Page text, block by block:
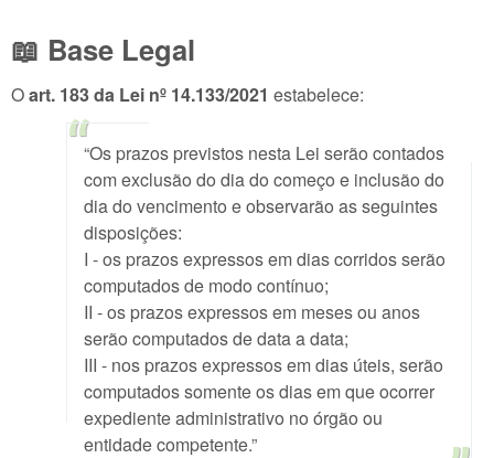
📖 Base Legal
Oart. 183 da Lei nº 14.133/2021 estabelece:
“Os prazos previstos nesta Lei serão contados
com exclusão do dia do começo e inclusão do
dia do vencimento e observarão as seguintes
disposições:
I - os prazos expressos em dias corridos serão
computados de modo contínuo;
II - os prazos expressos em meses ou anos
serão computados de data a data;
III - nos prazos expressos em dias úteis, serão
computados somente os dias em que ocorrer
expediente administrativo no órgão ou
entidade competente.”